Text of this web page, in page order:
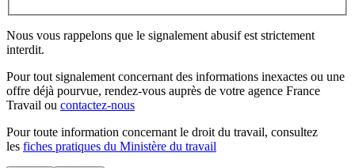
Nous vous rappelons que le signalement abusif est strictement
interdit.
Pour tout signalement concernant des informations inexactes ou une
offre déjà pourvue, rendez-vous auprès de votre agence France
Travail ou contactez-nous
Pour toute information concernant le droit du travail, consultez
les fiches pratiques du Ministère du travail